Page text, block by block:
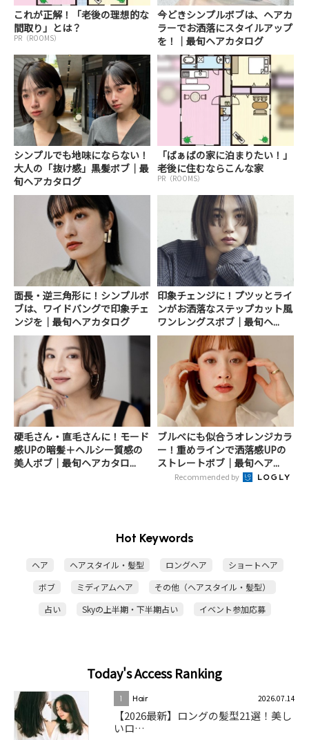
これが正解！「老後の理想的な
間取り」とは？
PR（ROOMS）
今どきシンプルボブは、ヘアカ
ラーでお洒落にスタイルアップ
を！｜最旬ヘアカタログ
シンプルでも地味にならない！
大人の「抜け感」黒髪ボブ｜最
旬ヘアカタログ
「ばぁばの家に泊まりたい！」
老後に住むならこんな家
PR（ROOMS）
面長・逆三角形に！シンプルボ
ブは、ワイドバングで印象チェ
ンジを｜最旬ヘアカタログ
印象チェンジに！プツッとライ
ンがお洒落なステップカット風
ワンレングスボブ｜最旬ヘ...
硬毛さん・直毛さんに！モード
感UPの暗髪＋ヘルシー質感の
美人ボブ｜最旬ヘアカタロ...
ブルベにも似合うオレンジカラ
ー！重めラインで洒落感UPの
ストレートボブ｜最旬ヘア...
Recommended by
Hot Keywords
ヘア ヘアスタイル・髪型 ロングヘア
ショートヘア
ボブ
ミディアムヘア
その他（ヘアスタイル・髪型）
占い
Skyの上半期・下半期占い イベント参加応募
Today's Access Ranking
1 Hair 2026.07.14
【2026最新】ロングの髪型21選！美し
いロ…